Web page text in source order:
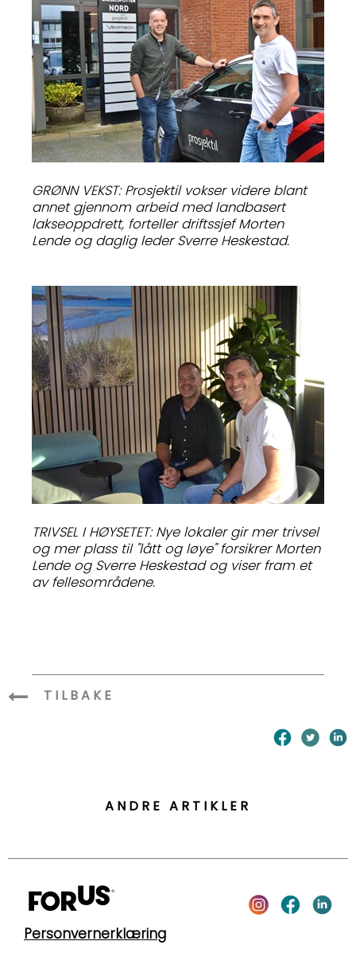
GRØNN VEKST: Prosjektil vokser videre blant
annet gjennom arbeid med landbasert
lakseoppdrett, forteller driftssjef Morten
Lende og daglig leder Sverre Heskestad.
TRIVSEL I HØYSETET: Nye lokaler gir mer trivsel
og mer plass til "lått og løye" forsikrer Morten
Lende og Sverre Heskestad og viser fram et
av fellesområdene.
TILBAKE
ANDRE ARTIKLER
Personvernerklæring